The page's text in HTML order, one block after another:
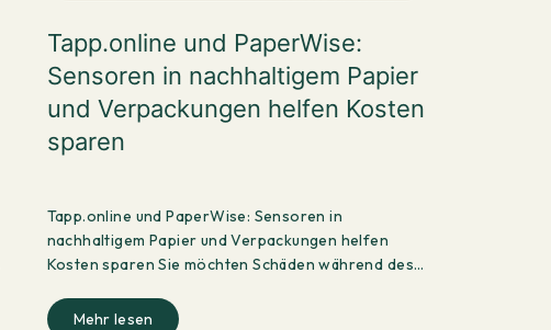
Tapp.online und PaperWise:
Sensoren in nachhaltigem Papier
und Verpackungen helfen Kosten
sparen
Tapp.online und PaperWise: Sensoren in
nachhaltigem Papier und Verpackungen helfen
Kosten sparen Sie möchten Schäden während des
Mehr lesen